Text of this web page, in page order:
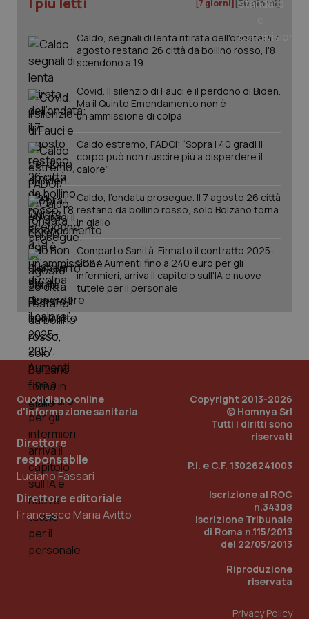
Salute orale & impianti
Sangue & coagulazione
Tiroide
Tumore al seno
Tumore ovarico
Tumori del Polmone & Testa Collo
Tumori gastrointestinali
Ulcera & Reflusso
Vaccini
[7 giorni] [30 giorni]
Caldo, segnali di lenta ritirata dell'ondata: il 7
agosto restano 26 città da bollino rosso, l'8
scendono a 19
Covid. Il silenzio di Fauci e il perdono di Biden.
Ma il Quinto Emendamento non è
un’ammissione di colpa
Caldo estremo, FADOI: “Sopra i 40 gradi il
corpo può non riuscire più a disperdere il
calore”
Caldo, l’ondata prosegue. Il 7 agosto 26 città
restano da bollino rosso, solo Bolzano torna
in giallo
Comparto Sanità. Firmato il contratto 2025-
2027. Aumenti fino a 240 euro per gli
infermieri, arriva il capitolo sull'IA e nuove
tutele per il personale
Quotidiano online
d'informazione sanitaria
Direttore
responsabile
Luciano Fassari
Direttore editoriale
Francesco Maria Avitto
Copyright 2013-2026
© Homnya Srl
Tutti i diritti sono
riservati
P.I. e C.F. 13026241003
Iscrizione al ROC
n.34308
Iscrizione Tribunale
di Roma n.115/2013
del 22/05/2013
Riproduzione
riservata
Privacy Policy
CookieScriptConsent
CookieScript
www.quotidianosanita.it
tracking-sites-ironfish-
tracking-sites-ironfish-
session-id
www.quotidianosanita.it
2
_ga
.quotidianosanita.it
mese